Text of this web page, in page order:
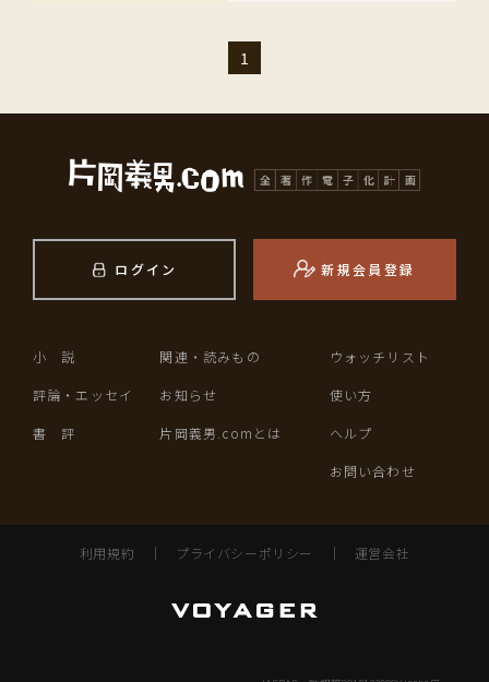
1
ログイン 新規会員登録
小 説
評論・エッセイ
書 評
関連・読みもの
お知らせ
片岡義男.comとは
ウォッチリスト
使い方
ヘルプ
お問い合わせ
利用規約 ｜ プライバシーポリシー ｜ 運営会社